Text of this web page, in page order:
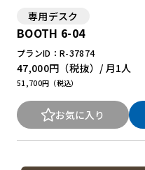
専用デスク
BOOTH 6-04
プランID：R-37874
47,000円 （税抜）/ 月
51,700円（税込）
1人
お気に入り